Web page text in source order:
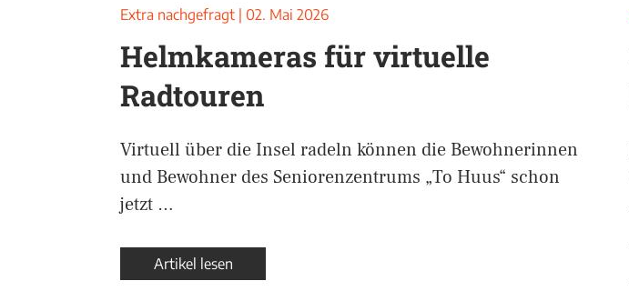
Extra nachgefragt 02. Mai 2026
Helmkameras für virtuelle
Radtouren
Virtuell über die Insel radeln können die Bewohnerinnen
und Bewohner des Seniorenzentrums „To Huus“ schon
jetzt …
Artikel lesen